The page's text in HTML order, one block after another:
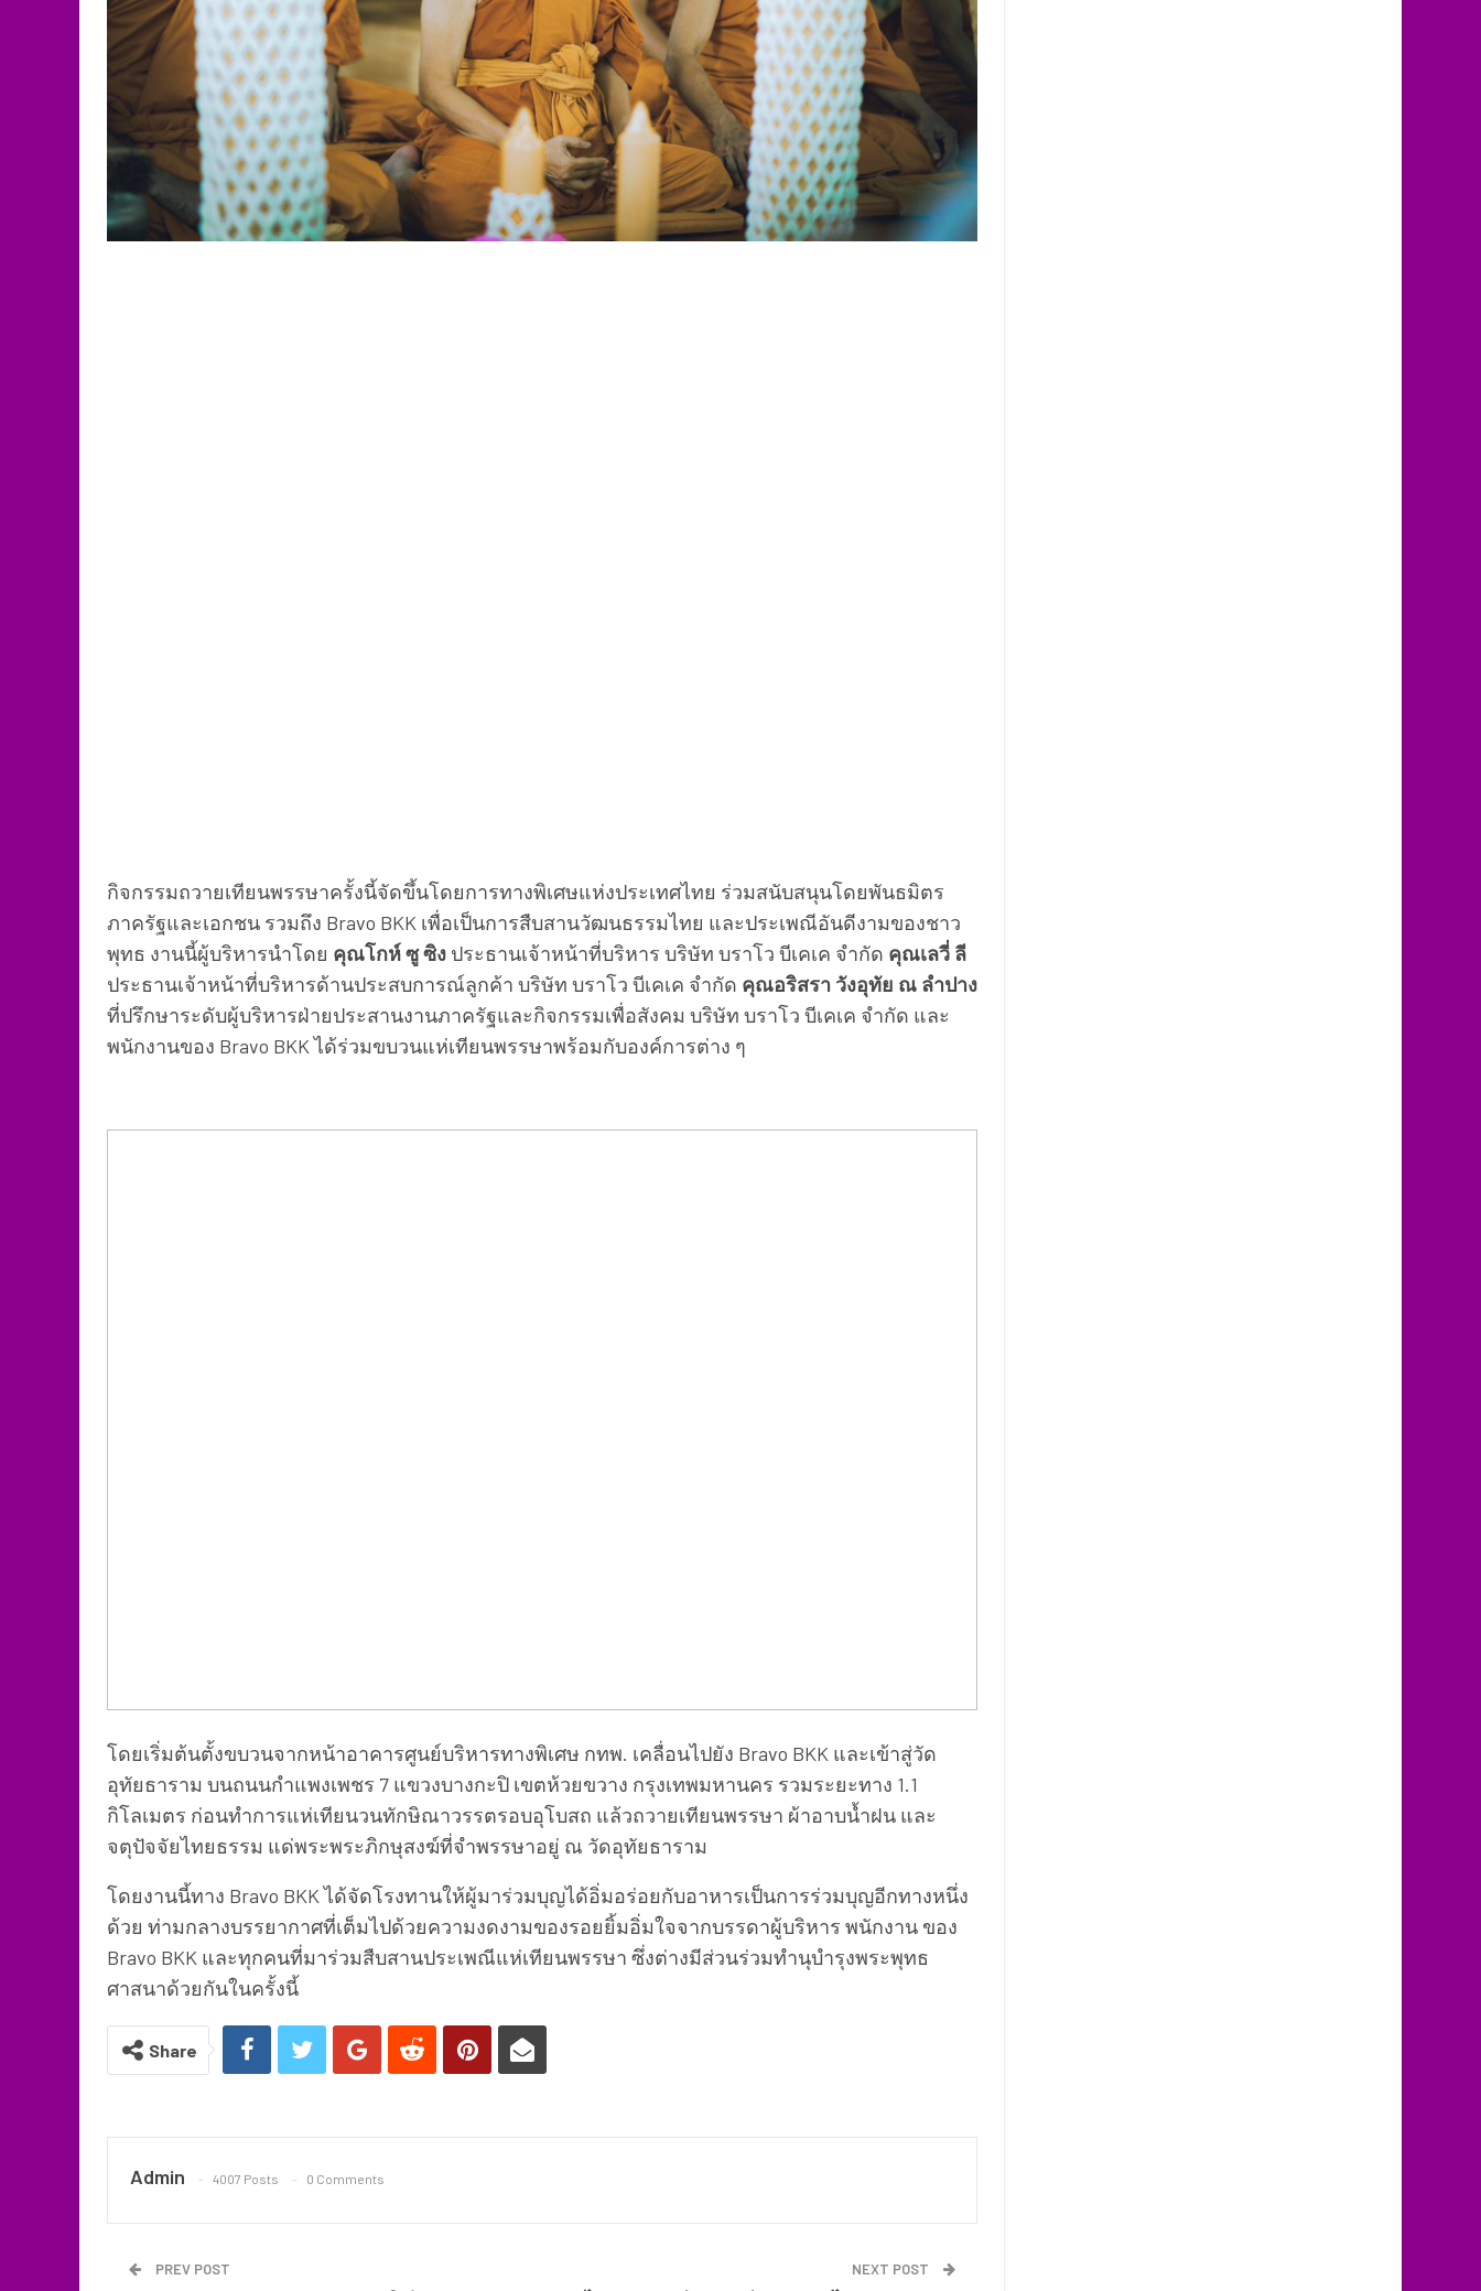
กิจกรรมถวายเทียนพรรษาครั้งนี้จัดขึ้นโดยการทางพิเศษแห่งประเทศไทย ร่วมสนับสนุนโดยพันธมิตร
ภาครัฐและเอกชน รวมถึง Bravo BKK เพื่อเป็นการสืบสานวัฒนธรรมไทย และประเพณีอันดีงามของชาว
พุทธ งานนี้ผู้บริหารนำโดย คุณโกห์ ซู ซิง ประธานเจ้าหน้าที่บริหาร บริษัท บราโว บีเคเค จำกัด คุณเลวี่ ลี
ประธานเจ้าหน้าที่บริหารด้านประสบการณ์ลูกค้า บริษัท บราโว บีเคเค จำกัด คุณอริสรา วังอุทัย ณ ลำปาง
ที่ปรึกษาระดับผู้บริหารฝ่ายประสานงานภาครัฐและกิจกรรมเพื่อสังคม บริษัท บราโว บีเคเค จำกัด และ
พนักงานของ Bravo BKK ได้ร่วมขบวนแห่เทียนพรรษาพร้อมกับองค์การต่าง ๆ
โดยเริ่มต้นตั้งขบวนจากหน้าอาคารศูนย์บริหารทางพิเศษ กทพ. เคลื่อนไปยัง Bravo BKK และเข้าสู่วัด
อุทัยธาราม บนถนนกำแพงเพชร 7 แขวงบางกะปิ เขตห้วยขวาง กรุงเทพมหานคร รวมระยะทาง 1.1
กิโลเมตร ก่อนทำการแห่เทียนวนทักษิณาวรรตรอบอุโบสถ แล้วถวายเทียนพรรษา ผ้าอาบน้ำฝน และ
จตุปัจจัยไทยธรรม แด่พระพระภิกษุสงฆ์ที่จำพรรษาอยู่ ณ วัดอุทัยธาราม
โดยงานนี้ทาง Bravo BKK ได้จัดโรงทานให้ผู้มาร่วมบุญได้อิ่มอร่อยกับอาหารเป็นการร่วมบุญอีกทางหนึ่ง
ด้วย ท่ามกลางบรรยากาศที่เต็มไปด้วยความงดงามของรอยยิ้มอิ่มใจจากบรรดาผู้บริหาร พนักงาน ของ
Bravo BKK และทุกคนที่มาร่วมสืบสานประเพณีแห่เทียนพรรษา ซึ่งต่างมีส่วนร่วมทำนุบำรุงพระพุทธ
ศาสนาด้วยกันในครั้งนี้
Share
Admin 4007 Posts 0 Comments
PREV POST NEXT POST